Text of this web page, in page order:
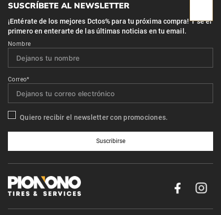
SUSCRÍBETE AL NEWSLETTER
¡Entérate de los mejores Dctos% para tu próxima compra! Y se el
primero en enterarte de las últimas noticias en tu email.
Nombre
Correo*
Quiero recibir el newsletter con promociones.
Suscribirse